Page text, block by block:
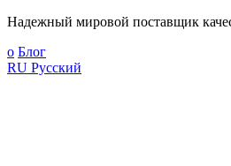
Надежный мировой поставщик
о Блог
RU Русский